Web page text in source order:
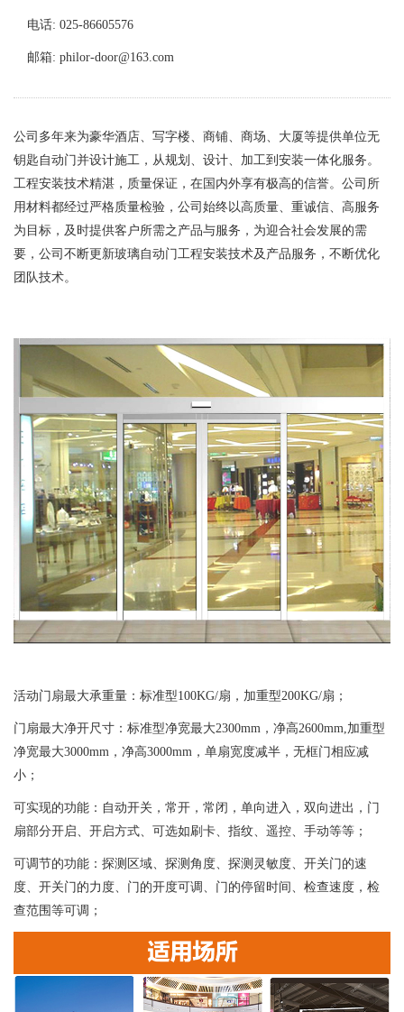
电话: 025-86605576
邮箱: philor-door@163.com
公司多年来为豪华酒店、写字楼、商铺、商场、大厦等提供单位无
钥匙自动门并设计施工，从规划、设计、加工到安装一体化服务。
工程安装技术精湛，质量保证，在国内外享有极高的信誉。公司所
用材料都经过严格质量检验，公司始终以高质量、重诚信、高服务
为目标，及时提供客户所需之产品与服务，为迎合社会发展的需
要，公司不断更新玻璃自动门工程安装技术及产品服务，不断优化
团队技术。
活动门扇最大承重量：标准型100KG/扇，加重型200KG/扇；
门扇最大净开尺寸：标准型净宽最大2300mm，净高2600mm,加重型
净宽最大3000mm，净高3000mm，单扇宽度减半，无框门相应减
小；
可实现的功能：自动开关，常开，常闭，单向进入，双向进出，门
扇部分开启、开启方式、可选如刷卡、指纹、遥控、手动等等；
可调节的功能：探测区域、探测角度、探测灵敏度、开关门的速
度、开关门的力度、门的开度可调、门的停留时间、检查速度，检
查范围等可调；